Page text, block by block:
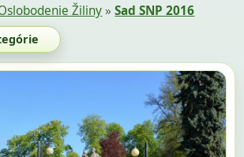
Žiliny»Sad SNP 2016